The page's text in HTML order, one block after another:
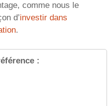
comme nous le
d’investir dans
.
: